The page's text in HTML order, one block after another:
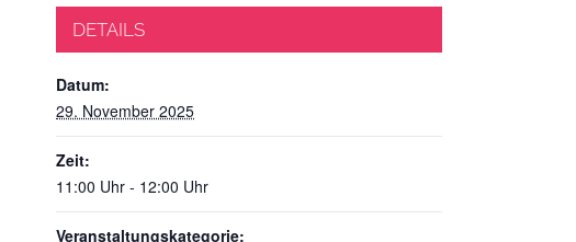
DETAILS
Datum:
29. November 2025
Zeit:
11:00 Uhr - 12:00 Uhr
Veranstaltungskategorie: